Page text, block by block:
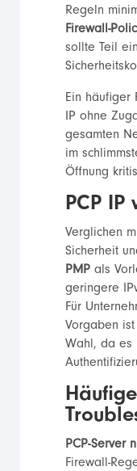
Regeln
Firewall-
sollte Teil
Ein häufiger
IP ohne
gesamten
im
Öffnung
PCP IP
Verglichen
Sicherheit
PMPals
geringere
Für
Vorgaben
Wahl, da es
PCP-Server
Firewall-